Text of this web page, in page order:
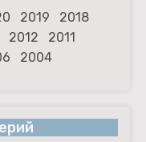
2019
2018
2012
2011
2004